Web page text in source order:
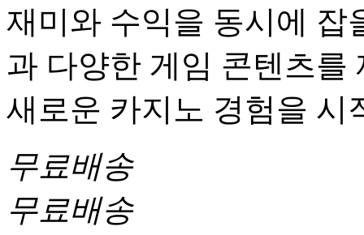
재미와 수익을 동시에 잡
과 다양한 게임 콘텐츠를
새로운 카지노 경험을 시
무료배송
무료배송